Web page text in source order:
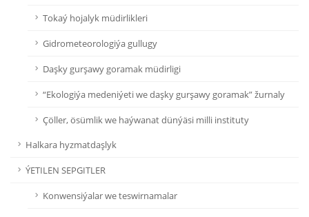
Tokaý hojalyk müdirlikleri
Gidrometeorologiýa gullugy
Daşky gurşawy goramak müdirligi
“Ekologiýa medeniýeti we daşky gurşawy goramak” žurnaly
Çöller, ösümlik we haýwanat dünýäsi milli instituty
Halkara hyzmatdaşlyk
ÝETILEN SEPGITLER
Konwensiýalar we teswirnamalar